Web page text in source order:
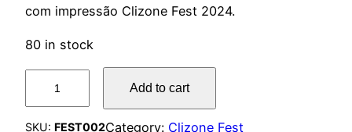
com impressão Clizone Fest 2024.
80 in stock
n
Add to cart
SKU: FEST002Category: Clizone Fest